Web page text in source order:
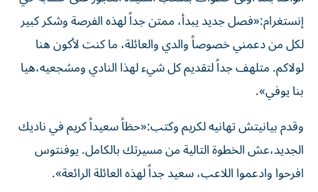
إنستغرام:«فصل جديد يبدأ، ممتن جداً لهذه الفرصة وشكر كبير
لكل من دعمني خصوصاً والدي والعائلة، ما كنت لأكون هنا
لولاكم. متلهف جداً لتقديم كل شيء لهذا النادي ومشجعيه،هيا
بنا يوفي».
وقدم بيانيتش تهانيه لكريم وكتب:«حظاً سعيداً كريم في ناديك
الجديد،عش الخطوة التالية من مسيرتك بالكامل. يوفنتوس
افرحوا وادعموا اللاعب، سعيد جداً لهذه العائلة الرائعة».